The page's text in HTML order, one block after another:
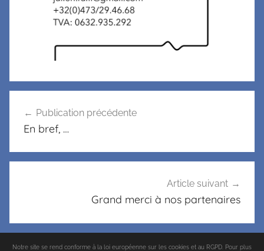
Publication précédente
En bref, …
Article suivant
Grand merci à nos partenaires
Notre site se rend conforme à la loi européenne sur les cookies et au RGPD. Pour plus